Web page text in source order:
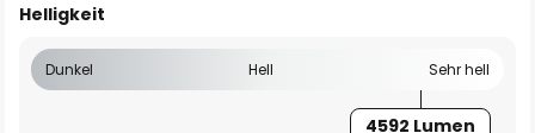
Helligkeit
Dunkel Hell Sehr hell
4592 Lumen